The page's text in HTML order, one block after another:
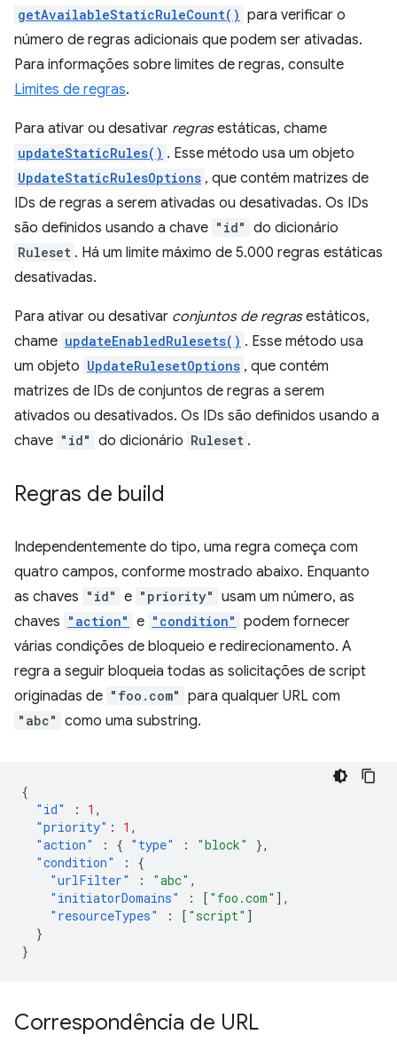
getAvailableStaticRuleCount() para verificar o
número de regras adicionais que podem ser ativadas.
Para informações sobre limites de regras, consulte
Limites de regras.
Para ativar ou desativar regrasestáticas, chame
updateStaticRules() . Esse método usa um objeto
UpdateStaticRulesOptions , que contém matrizes de
IDs de regras a serem ativadas ou desativadas. Os IDs
são definidos usando a chave "id" do dicionário
Ruleset . Há um limite máximo de 5.000 regras estáticas
desativadas.
Para ativar ou desativar conjuntos de regrasestáticos,
chame updateEnabledRulesets() . Esse método usa
um objeto UpdateRulesetOptions , que contém
matrizes de IDs de conjuntos de regras a serem
ativados ou desativados. Os IDs são definidos usando a
chave "id" do dicionário Ruleset .
Regras de build
Independentemente do tipo, uma regra começa com
quatro campos, conforme mostrado abaixo. Enquanto
as chaves "id" e "priority" usam um número, as
chaves "action" e "condition" podem fornecer
várias condições de bloqueio e redirecionamento. A
regra a seguir bloqueia todas as solicitações de script
originadas de "foo.com" para qualquer URL com
"abc" como uma substring.
{
"id"
: 1 ,
"priority" : 1 ,
"action"
: { "type" : "block"
},
"condition"
:
{
"urlFilter"
: "abc" ,
"initiatorDomains"
: [ "foo.com" ],
"resourceTypes"
: [ "script" ]
}
}
Correspondência de URL